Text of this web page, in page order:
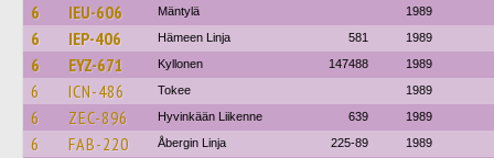
6 IEU-606 Mäntylä 1989
6 IEP-406 Hämeen Linja 581 1989
6 EYZ-671 Kyllonen 147488 1989
6 ICN-486 Tokee 1989
6 ZEC-896 Hyvinkään Liikenne 639 1989
6 FAB-220 Åbergin Linja 225-89 1989